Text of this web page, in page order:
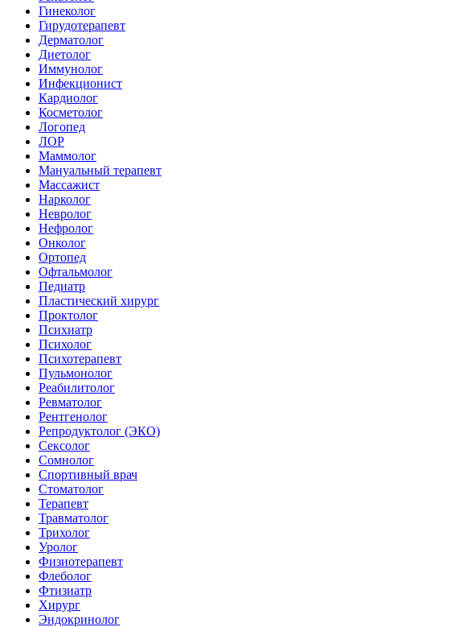
Гинеколог
Гирудотерапевт
Дерматолог
Диетолог
Иммунолог
Инфекционист
Кардиолог
Косметолог
Логопед
ЛОР
Маммолог
Мануальный терапевт
Массажист
Нарколог
Невролог
Нефролог
Онколог
Ортопед
Офтальмолог
Педиатр
Пластический хирург
Проктолог
Психиатр
Психолог
Психотерапевт
Пульмонолог
Реабилитолог
Ревматолог
Рентгенолог
Репродуктолог (ЭКО)
Сексолог
Сомнолог
Спортивный врач
Стоматолог
Терапевт
Травматолог
Трихолог
Уролог
Физиотерапевт
Флеболог
Фтизиатр
Хирург
Эндокринолог